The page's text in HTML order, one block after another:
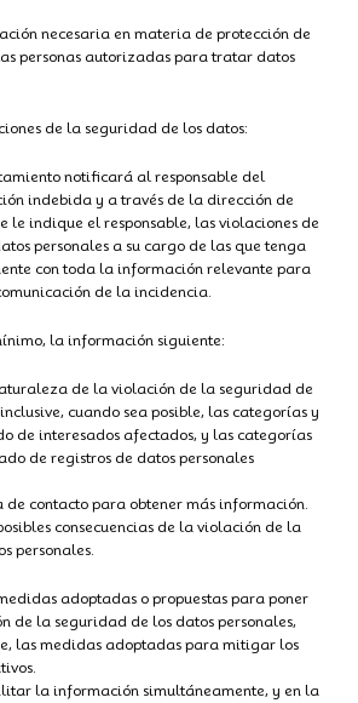
necesaria en materia de protección de
personas autorizadas para tratar datos
de la seguridad de los datos:
notificará al responsable del
indebida y a través de la dirección de
le indique el responsable, las violaciones de
personales a su cargo de las que tenga
con toda la información relevante para
de la incidencia.
la información siguiente:
de la violación de la seguridad de
cuando sea posible, las categorías y
de interesados afectados, y las categorías
de registros de datos personales
de contacto para obtener más información.
consecuencias de la violación de la
personales.
adoptadas o propuestas para poner
de la seguridad de los datos personales,
las medidas adoptadas para mitigar los
la información simultáneamente, y en la